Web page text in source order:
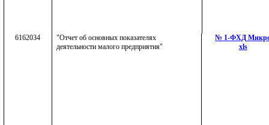
6162034
"Отчет об основных показателях
деятельности малого предприятия"
№ 1-ФХД
xls